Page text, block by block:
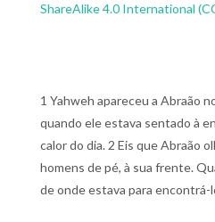
ShareAlike 4.0 International
1 Yahweh apareceu a Abraão
quando ele estava sentado à
calor do dia. 2 Eis que Abraão
homens de pé, à sua frente.
de onde estava para